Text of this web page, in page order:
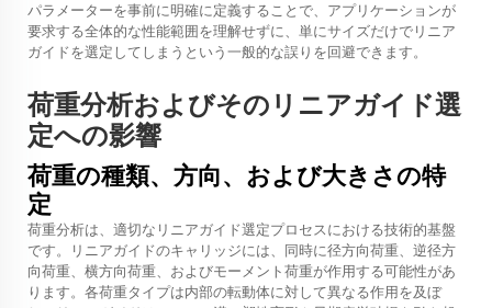
パラメーターを事前に明確に定義することで、アプリケーションが
要求する全体的な性能範囲を理解せずに、単にサイズだけでリニア
ガイドを選定してしまうという一般的な誤りを回避できます。
荷重分析およびそのリニアガイド選
定への影響
荷重の種類、方向、および大きさの特
定
荷重分析は、適切なリニアガイド選定プロセスにおける技術的基盤
です。リニアガイドのキャリッジには、同時に径方向荷重、逆径方
向荷重、横方向荷重、およびモーメント荷重が作用する可能性があ
ります。各荷重タイプは内部の転動体に対して異なる作用を及ぼ